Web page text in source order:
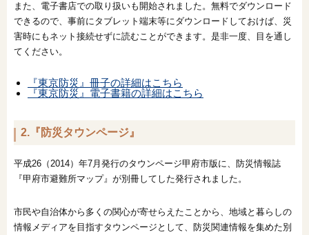
また、電子書店での取り扱いも開始されました。無料でダウンロード
できるので、事前にタブレット端末等にダウンロードしておけば、災
害時にもネット接続せずに読むことができます。是非一度、目を通し
てください。
『東京防災』冊子の詳細はこちら
『東京防災』電子書籍の詳細はこちら
2.『防災タウンページ』
平成26（2014）年7月発行のタウンページ甲府市版に、防災情報誌
『甲府市避難所マップ』が別冊してした発行されました。
市民や自治体から多くの関心が寄せらえたことから、地域と暮らしの
情報メディアを目指すタウンページとして、防災関連情報を集めた別